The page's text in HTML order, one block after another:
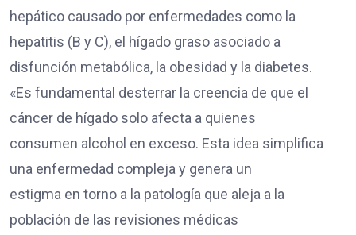
hepático causado por enfermedades como la
hepatitis (B y C), el hígado graso asociado a
disfunción metabólica, la obesidad y la diabetes.
«Es fundamental desterrar la creencia de que el
cáncer de hígado solo afecta a quienes
consumen alcohol en exceso. Esta idea simplifica
una enfermedad compleja y genera un
estigma en torno a la patología que aleja a la
población de las revisiones médicas